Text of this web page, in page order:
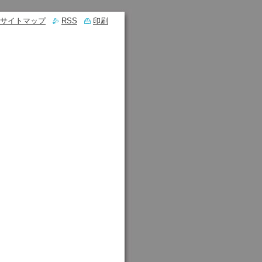
サイトマップ RSS 印刷